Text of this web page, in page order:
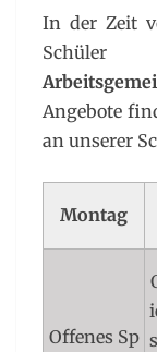
In der Zeit
Angebote
an unserer
Montag
Offenes Sp